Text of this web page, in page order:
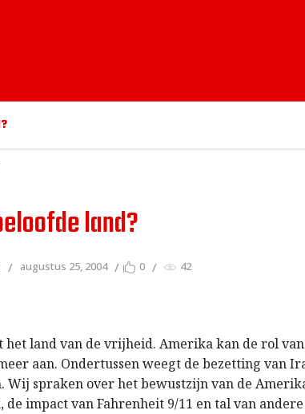
land?
augustus 25, 2004 0 42
het land van de vrijheid. Amerika kan de rol
aan. Ondertussen weegt de bezetting van
Wij spraken over het bewustzijn van de
impact van Fahrenheit 9/11 en tal van